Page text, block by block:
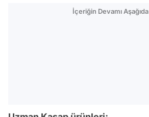
İçeriğin Devamı Aşağıda